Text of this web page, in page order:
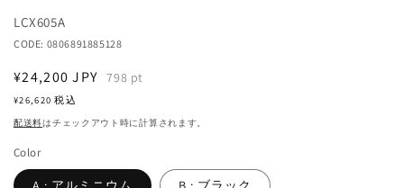
Translation
missing:
ja.products.product.sku:
LCX605A
CODE: 0806891885128
通
常
価
¥24,200 JPY
¥26,620 税込
798 pt
配送料はチェックアウト時に計算されます。
Color